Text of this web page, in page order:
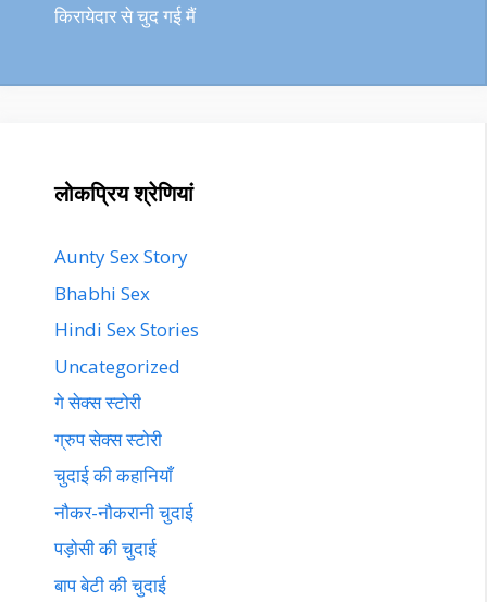
किरायेदार से चुद गई मैं
लोकप्रिय श्रेणियां
Aunty Sex Story
Bhabhi Sex
Hindi Sex Stories
Uncategorized
गे सेक्स स्टोरी
ग्रुप सेक्स स्टोरी
चुदाई की कहानियाँ
नौकर-नौकरानी चुदाई
पड़ोसी की चुदाई
बाप बेटी की चुदाई